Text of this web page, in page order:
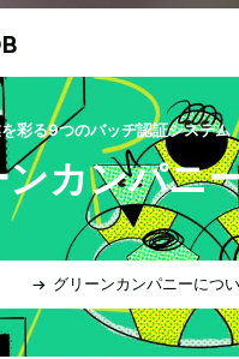
彩る9つのバッヂ認証システム
カンパニ
グリーンカンパニーにつ